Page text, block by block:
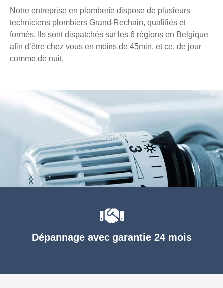
Notre entreprise en plomberie dispose de plusieurs
techniciens plombiers Grand-Rechain, qualifiés et
formés. Ils sont dispatchés sur les 6 régions en Belgique
afin d’être chez vous en moins de 45min, et ce, de jour
comme de nuit.
Dépannage avec garantie 24 mois
Chauffage